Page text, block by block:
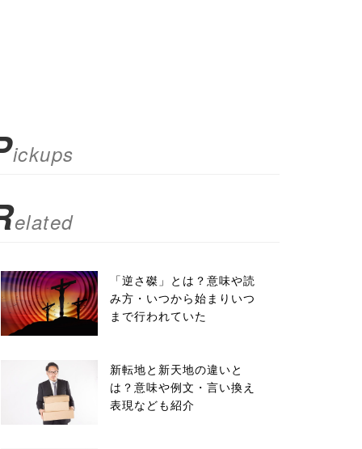
ickups
elated
「逆さ磔」とは？意味や読
み方・いつから始まりいつ
まで行われていた
新転地と新天地の違いと
は？意味や例文・言い換え
表現なども紹介